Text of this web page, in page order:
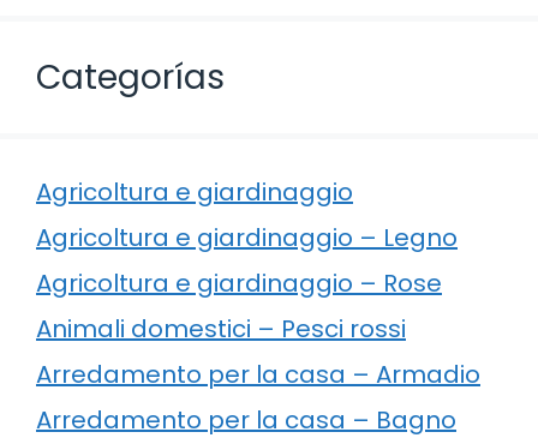
Categorías
Agricoltura e giardinaggio
Agricoltura e giardinaggio – Legno
Agricoltura e giardinaggio – Rose
Animali domestici – Pesci rossi
Arredamento per la casa – Armadio
Arredamento per la casa – Bagno